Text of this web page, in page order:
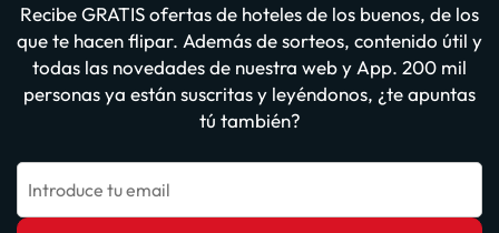
Recibe GRATIS ofertas de hoteles de los buenos, de los
que te hacen flipar. Además de sorteos, contenido útil y
todas las novedades de nuestra web y App. 200 mil
personas ya están suscritas y leyéndonos, ¿te apuntas
tú también?
Introduce tu email